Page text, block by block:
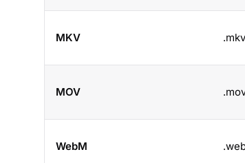
MKV .mkv
MOV
WebM